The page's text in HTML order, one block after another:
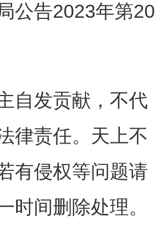
国产设备增值税
购设备增值税政
（以下简称研发
法全额退还增值
）。
公告2023年第20
自发贡献，不代
律责任。天上不
有侵权等问题请
时间删除处理。